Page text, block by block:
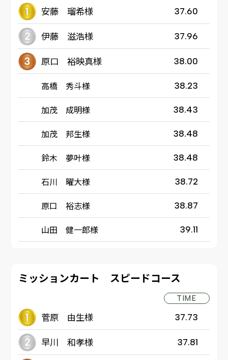
安藤 瑠希様 37.60
伊藤 滋浩様 37.96
原口 裕映真様 38.00
高橋 秀斗様 38.23
加茂 成明様 38.43
加茂 邦生様 38.48
鈴木 夢叶様 38.48
石川 曜大様 38.72
原口 裕志様 38.87
山田 健一郎様 39.11
ミッションカート スピードコース
TIME
菅原 由生様 37.73
早川 和孝様 37.81